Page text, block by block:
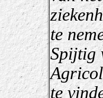
te
Spijtig
te